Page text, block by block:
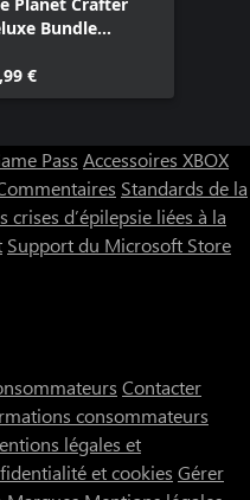
Planet Crafter
Bundle
€
Pass Accessoires XBOX
Standards de la
crises d’épilepsie liées à la
Support du Microsoft Store
Contacter
consommateurs
légales et
et cookies Gérer